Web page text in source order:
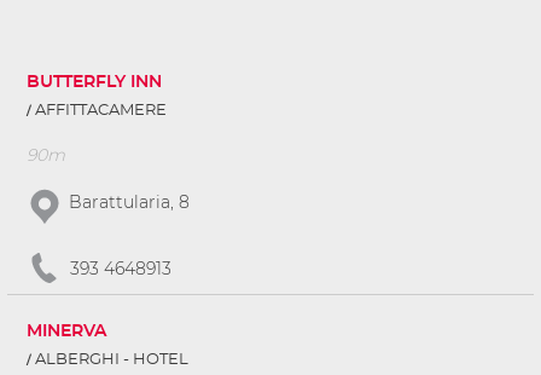
BUTTERFLY INN
AFFITTACAMERE
90m
Barattularia, 8
393 4648913
MINERVA
ALBERGHI - HOTEL